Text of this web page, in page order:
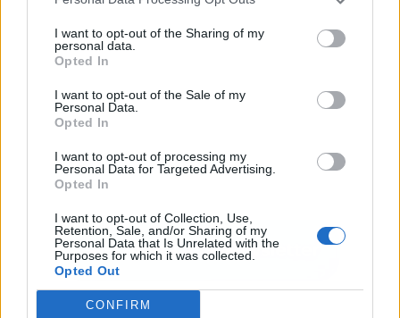
I want to opt-out of the Sharing of my
personal data.
Opted In
I want to opt-out of the Sale of my
Personal Data.
Opted In
I want to opt-out of processing my
Personal Data for Targeted Advertising.
Opted In
I want to opt-out of Collection, Use,
Retention, Sale, and/or Sharing of my
Personal Data that Is Unrelated with the
Purposes for which it was collected.
Opted Out
CONFIRM